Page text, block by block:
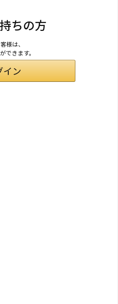
ちの方
様は、
できます。